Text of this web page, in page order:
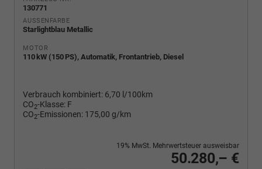
130771
AUSSENFARBE
Starlightblau Metallic
MOTOR
110 kW (150 PS), Automatik, Frontantrieb, Diesel
Verbrauch kombiniert: 6,70 l/100km
CO2-Klasse: F
CO2-Emissionen: 175,00 g/km
50.280,– €
19% MwSt. Mehrwertsteuer ausweisbar